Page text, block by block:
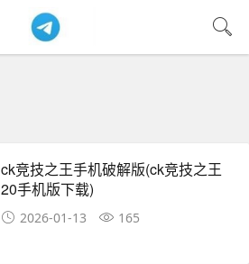
ck竞技之王手机破解版(ck竞技之王
20手机版下载)
2026-01-13 165